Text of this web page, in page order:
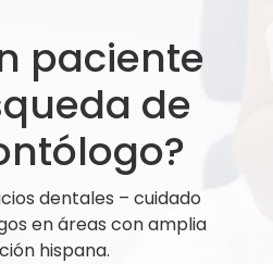
paciente
de
dentales – cuidado
en áreas con amplia
hispana.